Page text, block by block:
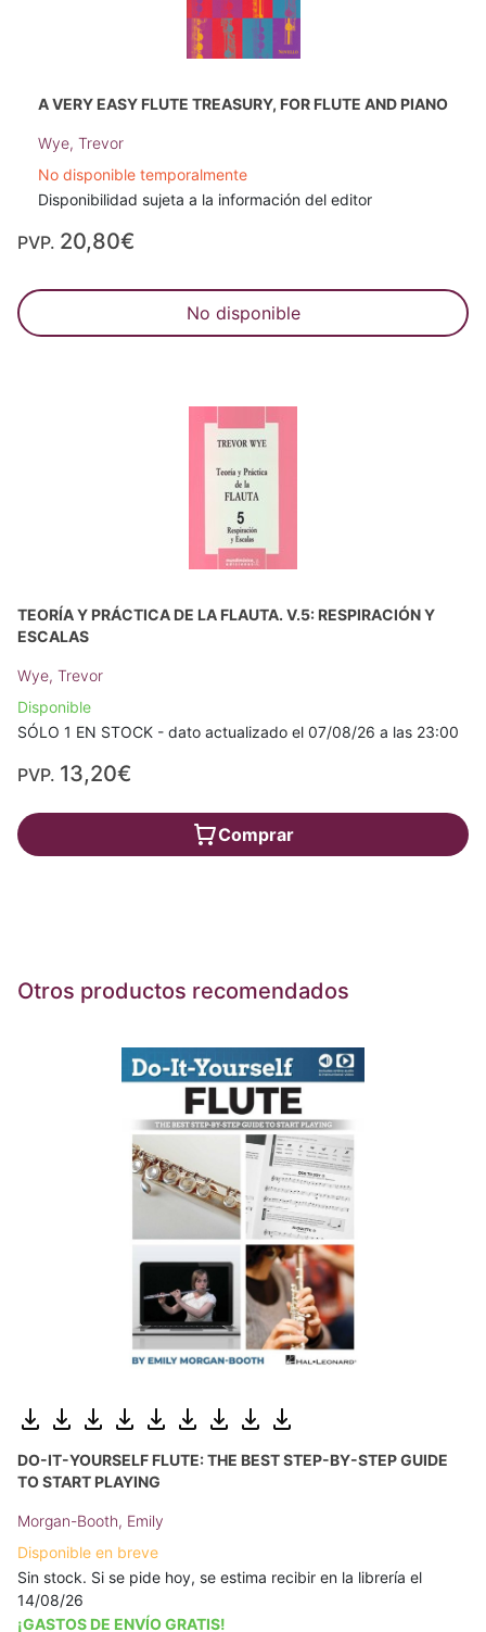
A VERY EASY FLUTE TREASURY, FOR FLUTE AND PIANO
Wye, Trevor
No disponible temporalmente
Disponibilidad sujeta a la información del editor
PVP. 20,80€
No disponible
TEORÍA Y PRÁCTICA DE LA FLAUTA. V.5: RESPIRACIÓN Y
ESCALAS
Wye, Trevor
Disponible
SÓLO 1 EN STOCK - dato actualizado el 07/08/26 a las 23:00
PVP. 13,20€
Comprar
Otros productos recomendados
DO-IT-YOURSELF FLUTE: THE BEST STEP-BY-STEP GUIDE
TO START PLAYING
Morgan-Booth, Emily
Disponible en breve
Sin stock. Si se pide hoy, se estima recibir en la librería el
14/08/26
¡GASTOS DE ENVÍO GRATIS!